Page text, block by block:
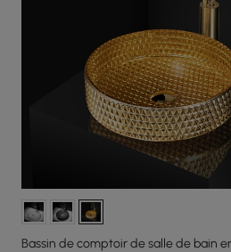
Bassin de comptoir de salle de bain